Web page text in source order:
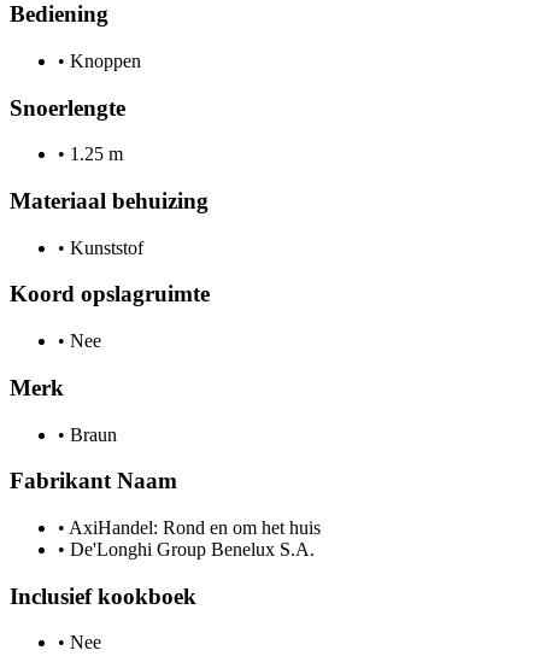
Bediening
• Knoppen
Snoerlengte
• 1.25 m
Materiaal behuizing
• Kunststof
Koord opslagruimte
• Nee
Merk
• Braun
Fabrikant Naam
• AxiHandel: Rond en om het huis
• De'Longhi Group Benelux S.A.
Inclusief kookboek
• Nee